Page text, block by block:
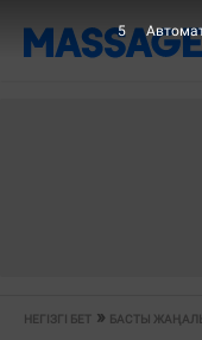
НЕГІЗГІ БЕТ БАСТЫ
4